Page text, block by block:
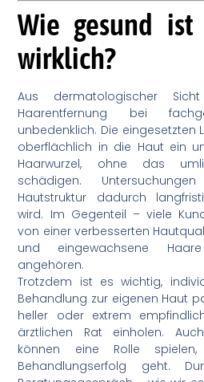
Wie gesund
wirklich?
Aus dermatologischer
Haarentfernung bei
unbedenklich. Die eingesetzten
oberflächlich in die Haut ein
Haarwurzel, ohne das
schädigen.
Hautstruktur dadurch
wird. Im Gegenteil – viele
von einer verbesserten
und eingewachsene
angehören.
Trotzdem ist es wichtig,
Behandlung zur eigenen Haut
heller oder extrem
ärztlichen Rat einholen.
können eine Rolle
Behandlungserfolg geht.